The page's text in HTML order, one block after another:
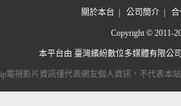
關於本台 公司簡介| 合
Copyright © 2011-
本平台由 臺灣繽紛數位多媒體有限公
ip電視影片資訊僅代表網友個人資訊，不代表本